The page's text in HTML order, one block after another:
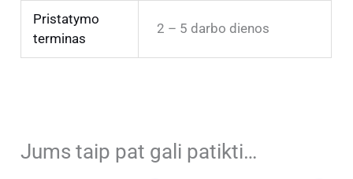
Pristatymo
terminas
2 – 5 darbo dienos
Jums taip pat gali patikti…